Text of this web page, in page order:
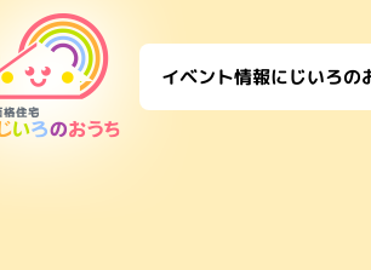
イベント情報にじいろの